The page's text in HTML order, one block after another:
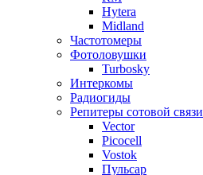
Hytera
Midland
Частотомеры
Фотоловушки
Turbosky
Интеркомы
Радиогиды
Репитеры сотовой связи
Vector
Picocell
Vostok
Пульсар